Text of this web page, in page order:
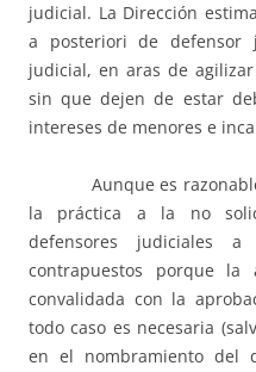
judicial. La Dirección
a posteriori de defensor
judicial, en aras de
sin que dejen de estar
intereses de menores e
Aunque es razonable
la práctica a la no
defensores judiciales
contrapuestos porque la
convalidada con la
todo caso es necesaria
en el nombramiento del